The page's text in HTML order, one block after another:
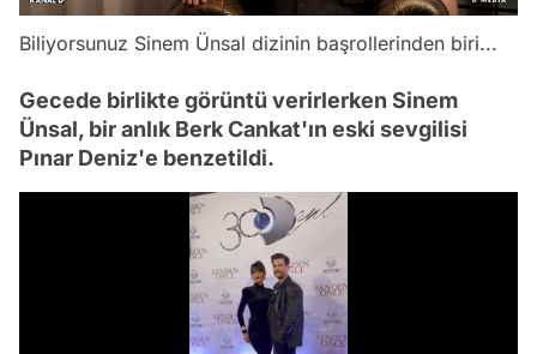
Biliyorsunuz Sinem Ünsal dizinin başrollerinden biri...
Gecede birlikte görüntü verirlerken Sinem
Ünsal, bir anlık Berk Cankat'ın eski sevgilisi
Pınar Deniz'e benzetildi.